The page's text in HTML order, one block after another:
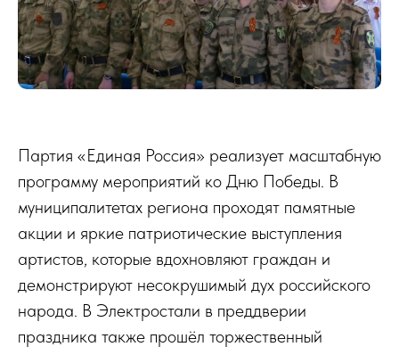
Партия «Единая Россия» реализует масштабную
программу мероприятий ко Дню Победы. В
муниципалитетах региона проходят памятные
акции и яркие патриотические выступления
артистов, которые вдохновляют граждан и
демонстрируют несокрушимый дух российского
народа. В Электростали в преддверии
праздника также прошёл торжественный